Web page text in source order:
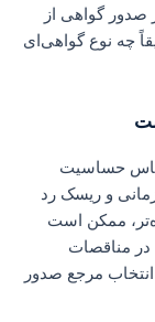
گواهی از
چه نوع گواهی‌ای
حساسیت
و ریسک رد
ممکن است
مناقصات
مرجع صدور